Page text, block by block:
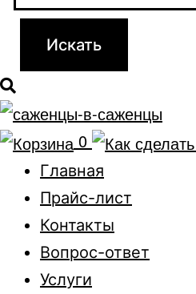
0
Главная
Прайс-лист
Контакты
Вопрос-ответ
Услуги